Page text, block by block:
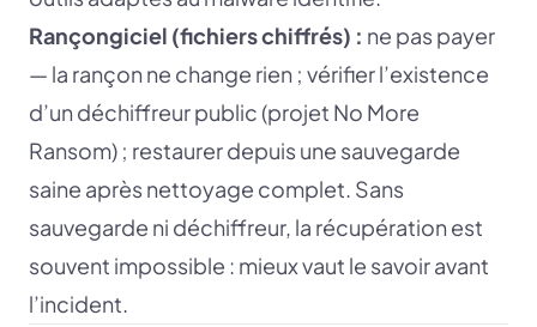
Rançongiciel (fichiers chiffrés) : ne pas payer
— la rançon ne change rien ; vérifier l’existence
d’un déchiffreur public (projet No More
Ransom) ; restaurer depuis une sauvegarde
saine après nettoyage complet. Sans
sauvegarde ni déchiffreur, la récupération est
souvent impossible : mieux vaut le savoir avant
l’incident.